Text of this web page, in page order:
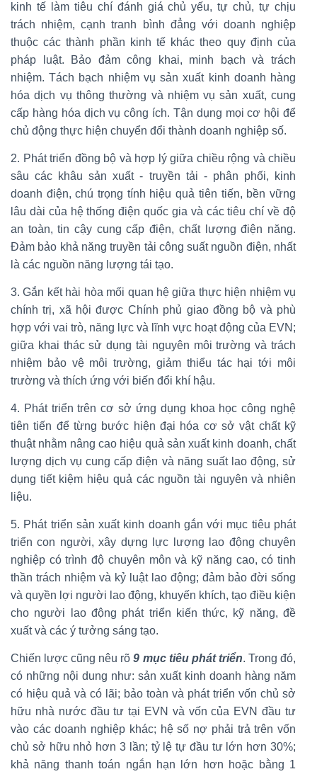
kinh tế làm tiêu chí đánh giá chủ yếu, tự chủ, tự chịu
trách nhiệm, cạnh tranh bình đẳng với doanh nghiệp
thuộc các thành phần kinh tế khác theo quy định của
pháp luật. Bảo đảm công khai, minh bạch và trách
nhiệm. Tách bạch nhiệm vụ sản xuất kinh doanh hàng
hóa dịch vụ thông thường và nhiệm vụ sản xuất, cung
cấp hàng hóa dịch vụ công ích. Tận dụng mọi cơ hội để
chủ động thực hiện chuyển đổi thành doanh nghiệp số.
2. Phát triển đồng bộ và hợp lý giữa chiều rộng và chiều
sâu các khâu sản xuất - truyền tải - phân phối, kinh
doanh điện, chú trọng tính hiệu quả tiên tiến, bền vững
lâu dài của hệ thống điện quốc gia và các tiêu chí về độ
an toàn, tin cậy cung cấp điện, chất lượng điện năng.
Đảm bảo khả năng truyền tải công suất nguồn điện, nhất
là các nguồn năng lượng tái tạo.
3. Gắn kết hài hòa mối quan hệ giữa thực hiện nhiệm vụ
chính trị, xã hội được Chính phủ giao đồng bộ và phù
hợp với vai trò, năng lực và lĩnh vực hoạt động của EVN;
giữa khai thác sử dụng tài nguyên môi trường và trách
nhiệm bảo vệ môi trường, giảm thiểu tác hại tới môi
trường và thích ứng với biến đổi khí hậu.
4. Phát triển trên cơ sở ứng dụng khoa học công nghệ
tiên tiến để từng bước hiện đại hóa cơ sở vật chất kỹ
thuật nhằm nâng cao hiệu quả sản xuất kinh doanh, chất
lượng dịch vụ cung cấp điện và năng suất lao động, sử
dụng tiết kiệm hiệu quả các nguồn tài nguyên và nhiên
liệu.
5. Phát triển sản xuất kinh doanh gắn với mục tiêu phát
triển con người, xây dựng lực lượng lao động chuyên
nghiệp có trình độ chuyên môn và kỹ năng cao, có tinh
thần trách nhiệm và kỷ luật lao động; đảm bảo đời sống
và quyền lợi người lao động, khuyến khích, tạo điều kiện
cho người lao động phát triển kiến thức, kỹ năng, đề
xuất và các ý tưởng sáng tạo.
Chiến lược cũng nêu rõ9 mục tiêu phát triển. Trong đó,
có những nội dung như: sản xuất kinh doanh hàng năm
có hiệu quả và có lãi; bảo toàn và phát triển vốn chủ sở
hữu nhà nước đầu tư tại EVN và vốn của EVN đầu tư
vào các doanh nghiệp khác; hệ số nợ phải trả trên vốn
chủ sở hữu nhỏ hơn 3 lần; tỷ lệ tự đầu tư lớn hơn 30%;
khả năng thanh toán ngắn hạn lớn hơn hoặc bằng 1